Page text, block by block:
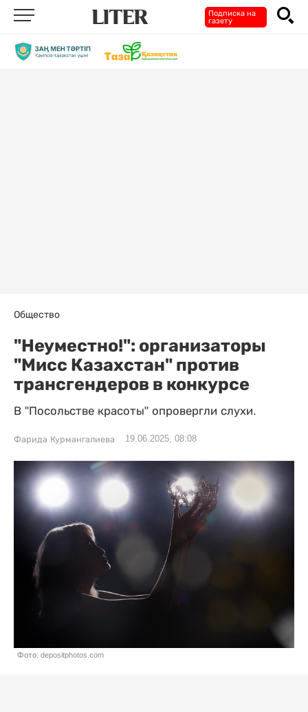
Подписка на
газету
Общество
"Неуместно!": организаторы
"Мисс Казахстан" против
трансгендеров в конкурсе
В "Посольстве красоты" опровергли слухи.
Фарида Курмангалиева 19.06.2025, 08:08
Фото: depositphotos.com